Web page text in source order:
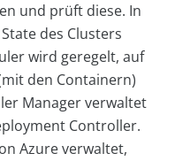
und prüft diese. In
des Clusters
wird geregelt, auf
den Containern)
Manager verwaltet
Controller.
Azure verwaltet,